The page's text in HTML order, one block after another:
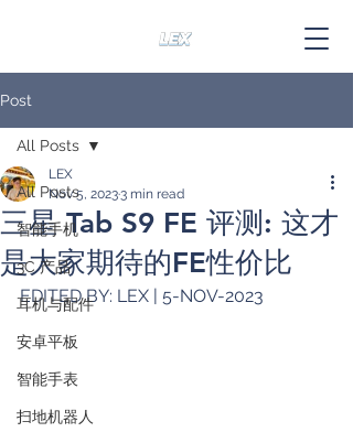
Post
All Posts
智能手机
3C 产品
耳机与配件
安卓平板
智能手表
扫地机器人
All Posts
三星 Tab S9 FE 评测: 这才
是大家期待的FE性价比
LEX
Nov 5, 20233 min read
EDITED BY: LEX | 5-NOV-2023